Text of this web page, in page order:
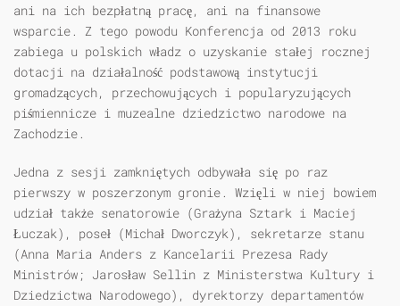
ani na ich bezpłatną pracę, ani na finansowe
wsparcie. Z tego powodu Konferencja od 2013 roku
zabiega u polskich władz o uzyskanie stałej rocznej
dotacji na działalność podstawową instytucji
gromadzących, przechowujących i popularyzujących
piśmiennicze i muzealne dziedzictwo narodowe na
Zachodzie.
Jedna z sesji zamkniętych odbywała się po raz
pierwszy w poszerzonym gronie. Wzięli w niej bowiem
udział także senatorowie (Grażyna Sztark i Maciej
Łuczak), poseł (Michał Dworczyk), sekretarze stanu
(Anna Maria Anders z Kancelarii Prezesa Rady
Ministrów; Jarosław Sellin z Ministerstwa Kultury i
Dziedzictwa Narodowego), dyrektorzy departamentów